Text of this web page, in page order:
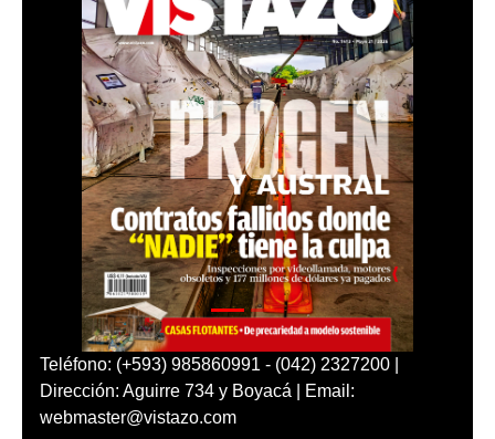
Teléfono: (+593) 985860991 - (042) 2327200 |
Dirección: Aguirre 734 y Boyacá | Email:
webmaster@vistazo.com